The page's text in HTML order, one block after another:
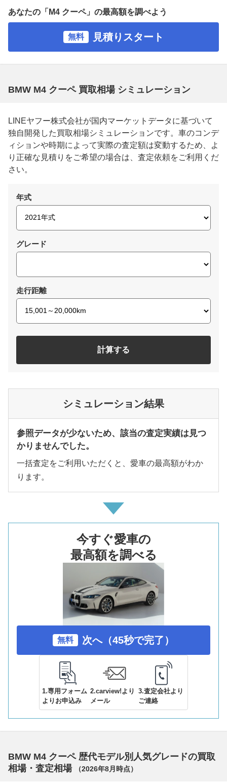
あなたの「M4 クーペ」の最高額を調べよう
無料 見積りスタート
BMW M4 クーペ 買取相場 シミュレーション
LINEヤフー株式会社が国内マーケットデータに基づいて
独自開発した買取相場シミュレーションです。車のコンデ
ィションや時期によって実際の査定額は変動するため、よ
り正確な見積りをご希望の場合は、査定依頼をご利用くだ
さい。
年式
グレード
走行距離
計算する
シミュレーション結果
参照データが少ないため、該当の査定実績は見つ
かりませんでした。
一括査定をご利用いただくと、愛車の最高額がわか
ります。
今すぐ愛車の
最高額を調べる
無料 次へ（45秒で完了）
1.専用フォーム
よりお申込み
2.carview!より
メール
3.査定会社より
ご連絡
BMW M4 クーペ 歴代モデル別人気グレードの買取
相場・査定相場
（2026年8月 時点）